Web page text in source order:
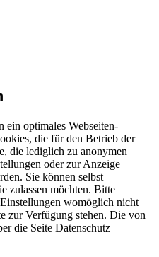
ein optimales Webseiten-
die für den Betrieb der
die lediglich zu anonymen
oder zur Anzeige
Sie können selbst
zulassen möchten. Bitte
womöglich nicht
zur Verfügung stehen. Die von
die Seite Datenschutz